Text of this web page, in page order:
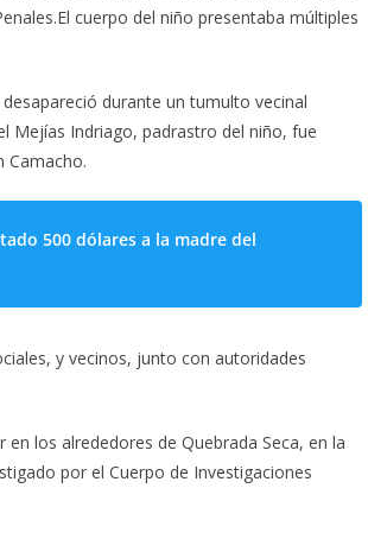
cuerpo del niño presentaba múltiples
durante un tumulto vecinal
Mejías Indriago, padrastro del niño, fue
Camacho.
500 dólares a la madre del
y vecinos, junto con autoridades
los alrededores de Quebrada Seca, en la
por el Cuerpo de Investigaciones